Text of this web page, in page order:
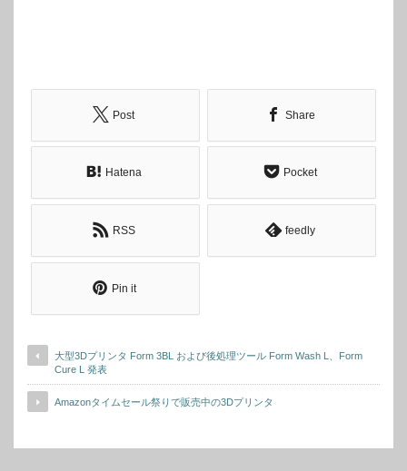
Post Share
Hatena Pocket
RSS feedly
Pin it
⼤型3Dプリンタ Form 3BL および後処理ツール Form Wash L、Form
Cure L 発表
Amazonタイムセール祭りで販売中の3Dプリンタ